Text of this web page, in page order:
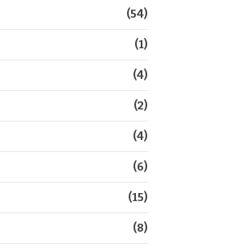
(54)
(1)
(4)
(2)
(4)
(6)
(15)
(8)